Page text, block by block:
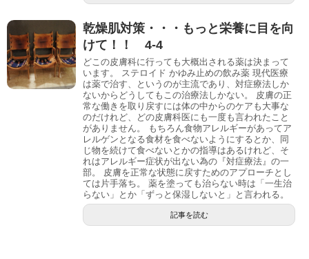
乾燥肌対策・・・もっと栄養に目を向
けて！！ 4-4
どこの皮膚科に行っても大概出される薬は決まって
います。 ステロイド かゆみ止めの飲み薬 現代医療
は薬で治す、というのが主流であり、対症療法しか
ないからどうしてもこの治療法しかない。 皮膚の正
常な働きを取り戻すには体の中からのケアも大事な
のだけれど、どの皮膚科医にも一度も言われたこと
がありません。 もちろん食物アレルギーがあってア
レルゲンとなる食材を食べないようにするとか、同
じ物を続けて食べないとかの指導はあるけれど、そ
れはアレルギー症状が出ない為の『対症療法』の一
部。 皮膚を正常な状態に戻すためのアプローチとし
ては片手落ち。 薬を塗っても治らない時は「一生治
らない」とか「ずっと保湿しないと」と言われる。
記事を読む